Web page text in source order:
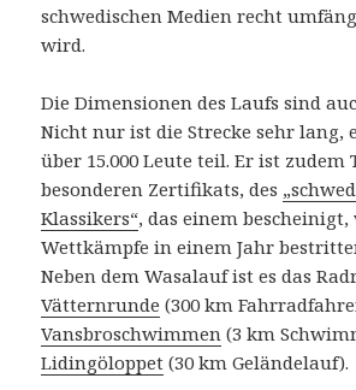
schwedischen Medien recht
wird.
Die Dimensionen des Laufs sind
Nicht nur ist die Strecke sehr lang,
über 15.000 Leute teil. Er ist zudem
besonderen Zertifikats, des
Klassikers“, das einem
Wettkämpfe in einem Jahr
Neben dem Wasalauf ist es das
Vätternrunde (300 km
Vansbroschwimmen (3 km
Lidingöloppet (30 km Geländelauf).